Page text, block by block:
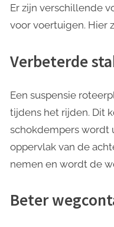
Er zijn verschillende
voor voertuigen. Hier
Verbeterde
Een suspensie
tijdens het rijden. Dit
schokdempers wordt
oppervlak van de
nemen en wordt de
Beter